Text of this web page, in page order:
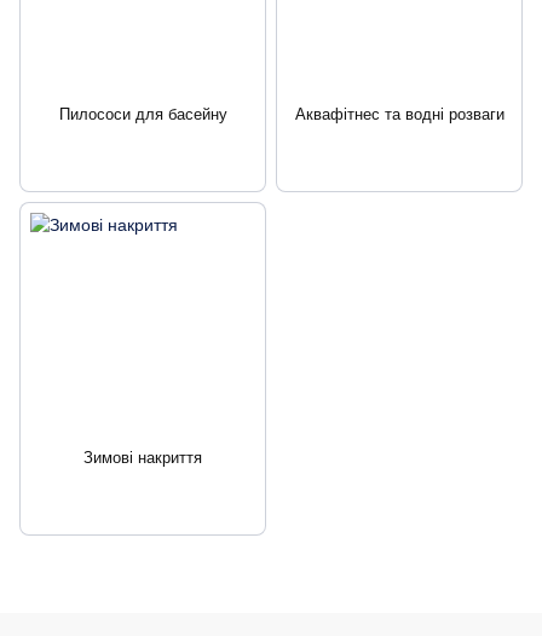
Пилососи для басейну Аквафітнес та водні розваги
Зимові накриття